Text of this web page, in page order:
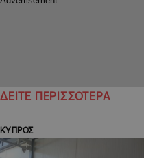
ΔΕΙΤΕ ΠΕΡΙΣΣΟΤΕΡΑ
ΚΥΠΡΟΣ